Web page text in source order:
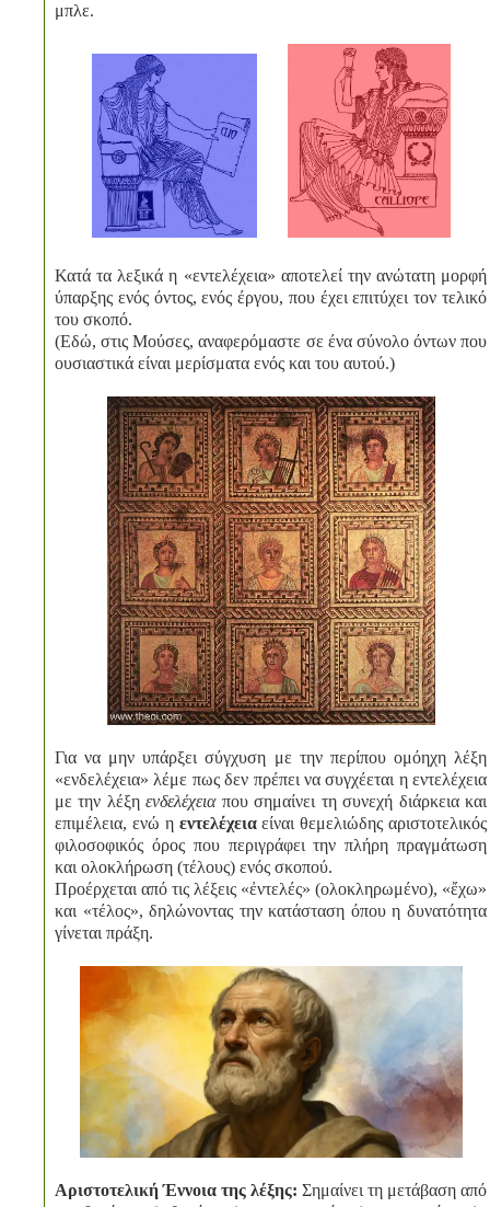
μπλε.
Κατά τα λεξικά η «εντελέχεια» αποτελεί την ανώτατη μορφή
ύπαρξης ενός όντος, ενός έργου, που έχει επιτύχει τον τελικό
του σκοπό.
(Εδώ, στις Μούσες, αναφερόμαστε σε ένα σύνολο όντων που
ουσιαστικά είναι μερίσματα ενός και του αυτού.)
Για να μην υπάρξει σύγχυση με την περίπου ομόηχη λέξη
«ενδελέχεια» λέμε πως δεν πρέπει να συγχέεται η εντελέχεια
με την λέξηενδελέχειαπου σημαίνει τη συνεχή διάρκεια και
επιμέλεια, ενώ η εντελέχειαείναι θεμελιώδης αριστοτελικός
φιλοσοφικός όρος που περιγράφει την πλήρη πραγμάτωση
και ολοκλήρωση (τέλους) ενός σκοπού.
Προέρχεται από τις λέξεις «ἐντελές» (ολοκληρωμένο), «ἔχω»
και «τέλος», δηλώνοντας την κατάσταση όπου η δυνατότητα
γίνεται πράξη.
Αριστοτελική Έννοια της λέξης: Σημαίνει τη μετάβαση από